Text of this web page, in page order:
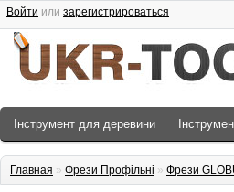
Войти или зарегистрироваться
Інструмент для деревини
Главная » Фрези Профільні » Фрези